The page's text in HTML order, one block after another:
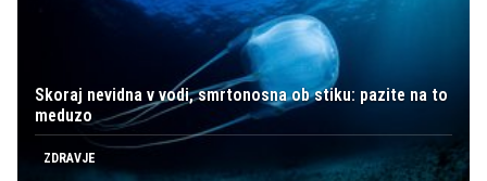
Skoraj nevidna v vodi, smrtonosna ob stiku: pazite na to
meduzo
ZDRAVJE